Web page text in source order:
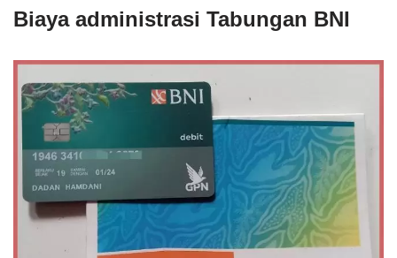
Biaya administrasi Tabungan BNI